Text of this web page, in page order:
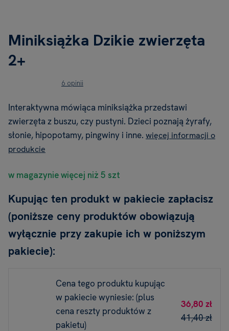
Miniksiążka Dzikie zwierzęta
2+
6 opinii
Interaktywna mówiąca miniksiążka przedstawi
zwierzęta z buszu, czy pustyni. Dzieci poznają żyrafy,
słonie, hipopotamy, pingwiny i inne. więcej informacji o
produkcie
w magazynie więcej niż 5 szt
Kupując ten produkt w pakiecie zapłacisz
(poniższe ceny produktów obowiązują
wyłącznie przy zakupie ich w poniższym
pakiecie):
Cena tego produktu kupując
w pakiecie wyniesie: (plus
cena reszty produktów z
pakietu)
41,40 zł
36,80 zł